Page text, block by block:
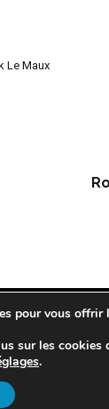
Le Maux
Tous droits
pour vous offrir
sur les
.